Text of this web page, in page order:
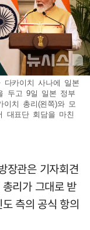
다카이치 사나에 일본
두고 9일 일본 정부
치 총리(왼쪽)와 모
대표단 회담을 마친
장관은 기자회견
리가 그대로 받
측의 공식 항의